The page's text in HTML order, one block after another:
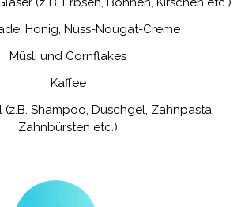
Honig, Nuss-Nougat-Creme
Müsli und Cornflakes
Kaffee
Shampoo, Duschgel, Zahnpasta,
Zahnbürsten etc.)